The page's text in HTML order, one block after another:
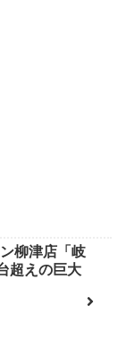
柳津店「岐
超えの巨大